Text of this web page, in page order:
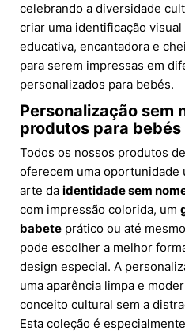
celebrando a diversidade
criar uma identificação
educativa, encantadora e
para serem impressas em
personalizados para bebés.
Personalização sem
produtos para bebés
Todos os nossos produtos
oferecem uma oportunidade
arte da identidade sem
com impressão colorida, um
babete prático ou até
pode escolher a melhor
design especial. A
uma aparência limpa e
conceito cultural sem a
Esta coleção é